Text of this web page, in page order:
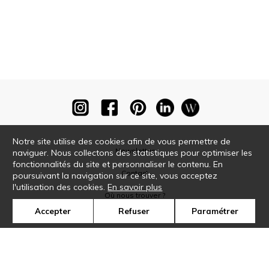
Newsletter
Contact
Où nous trouver ?
Notre site utilise des cookies afin de vous permettre de
naviguer. Nous collectons des statistiques pour optimiser les
fonctionnalités du site et personnaliser le contenu. En
poursuivant la navigation sur ce site, vous acceptez
l'utilisation des cookies.En savoir plus
Accepter Refuser Paramétrer